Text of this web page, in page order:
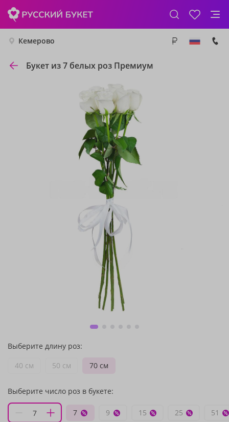
Кемерово
Букет из 7 белых роз Премиум
Выберите длину роз:
40 см
50 см 70 см
Выберите число роз в букете:
7 9 15 25 51